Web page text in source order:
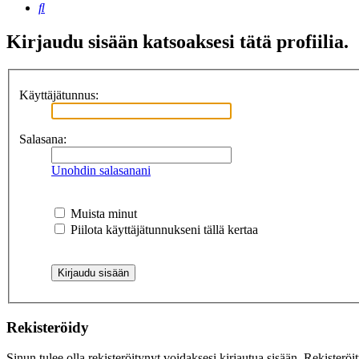
Etsi
Kirjaudu sisään katsoaksesi tätä profiilia.
Käyttäjätunnus:
Salasana:
Unohdin salasanani
Muista minut
Piilota käyttäjätunnukseni tällä kertaa
Rekisteröidy